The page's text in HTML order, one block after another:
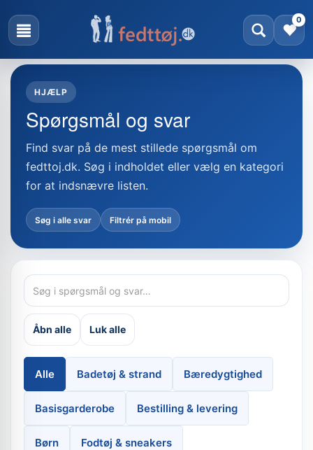
0
HJÆLP
Spørgsmål og svar
Find svar på de mest stillede spørgsmål om
fedttoj.dk. Søg i indholdet eller vælg en kategori
for at indsnævre listen.
Søg i alle svar Filtrér på mobil
Åbn alle Luk alle
Alle Badetøj & strand Bæredygtighed
Basisgarderobe Bestilling & levering
Børn Fodtøj & sneakers